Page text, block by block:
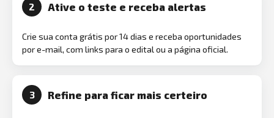
2 Ative o teste e receba alertas
Crie sua conta grátis por 14 dias e receba oportunidades
por e-mail, com links para o edital ou a página oficial.
3 Refine para ficar mais certeiro